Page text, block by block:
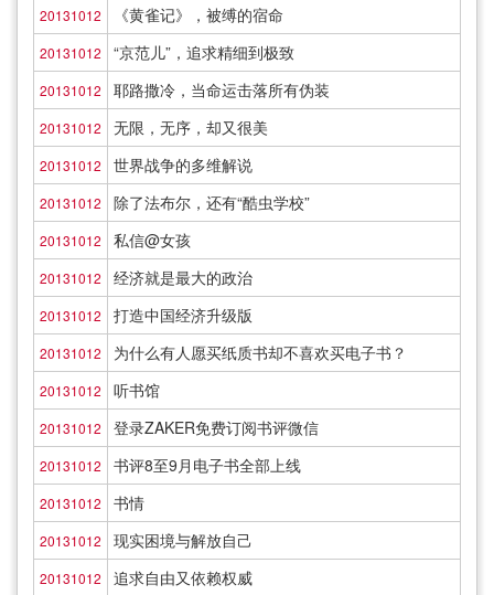
20131012 《黄雀记》，被缚的宿命
20131012 “京范儿”，追求精细到极致
20131012 耶路撒冷，当命运击落所有伪装
20131012 无限，无序，却又很美
20131012 世界战争的多维解说
20131012 除了法布尔，还有“酷虫学校”
20131012 私信@女孩
20131012 经济就是最大的政治
20131012 打造中国经济升级版
20131012 为什么有人愿买纸质书却不喜欢买电子书？
20131012 听书馆
20131012 登录ZAKER免费订阅书评微信
20131012 书评8至9月电子书全部上线
20131012 书情
20131012 现实困境与解放自己
20131012 追求自由又依赖权威